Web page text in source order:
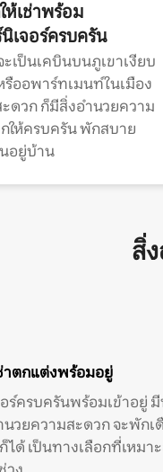
ห้เช่าพร้อม
นิเจอร์ครบครัน
ะเป็นเคบินบนภูเขาเงียบ
รืออพาร์ทเมนท์ในเมือง
ดวก ก็มีสิ่งอำนวยความ
ให้ครบครัน พักสบาย
อยู่บ้าน
สิ่
าตกแต่งพร้อมอยู่
อร์ครบครันพร้อมเข้าอยู่
นวยความสะดวก จะพักเ
ได้ เป็นทางเลือกที่เหมา